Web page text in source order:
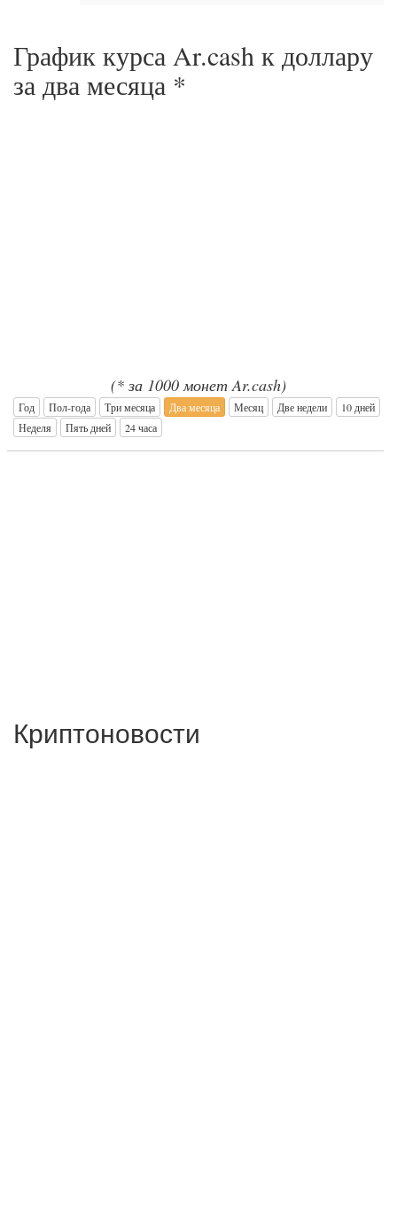
График курса Ar.cash к доллару
за два месяца *
(* за 1000 монет Ar.cash)
Год Пол-года Три месяца Два месяца Месяц Две недели
10 дней
Неделя
Пять дней 24 часа
Криптоновости